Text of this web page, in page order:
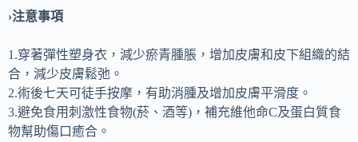
›注意事項
1.穿著彈性塑身衣，減少瘀青腫脹，增加皮膚和皮下組織的結
合，減少皮膚鬆弛。
2.術後七天可徒手按摩，有助消腫及增加皮膚平滑度。
3.避免食用刺激性食物(菸、酒等)，補充維他命C及蛋白質食
物幫助傷口癒合。